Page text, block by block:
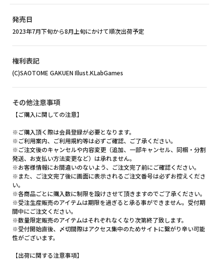
発売日
2023年7月下旬から8月上旬にかけて順次出荷予定
権利表記
(C)SAOTOME GAKUEN Illust.KLabGames
その他注意事項
【ご購入に関しての注意】
※ご購入頂く際は会員登録が必要となります。
※ご利用案内、ご利用規約等は必ずご確認、ご了承ください。
※ご注文後のキャンセルや内容変更（追加、一部キャンセル、同梱・分割
発送、お支払い方法変更など）は承れません。
※お客様情報にお間違いのないよう、ご注文完了前にご確認ください。
※また、ご注文完了後に画面に表示されるご注文番号は必ずお控えくださ
い。
※各商品ごとに購入数に制限を設けさせて頂きますのでご了承ください。
※受注生産販売のアイテムは期限を過ぎると承る事ができません。受付期
間中にご注文ください。
※数量限定販売のアイテムはそれぞれなくなり次第終了致します。
※受付開始直後、〆切間際はアクセス集中のためサイトに繋がり辛い可能
性がございます。
【出荷に関する注意事項】